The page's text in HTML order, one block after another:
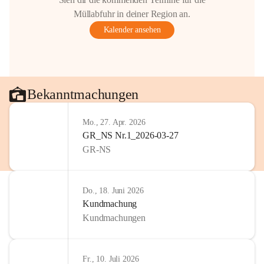
Müllabfuhr in deiner Region an.
Kalender ansehen
Bekanntmachungen
Mo., 27. Apr. 2026
GR_NS Nr.1_2026-03-27
GR-NS
Do., 18. Juni 2026
Kundmachung
Kundmachungen
Fr., 10. Juli 2026